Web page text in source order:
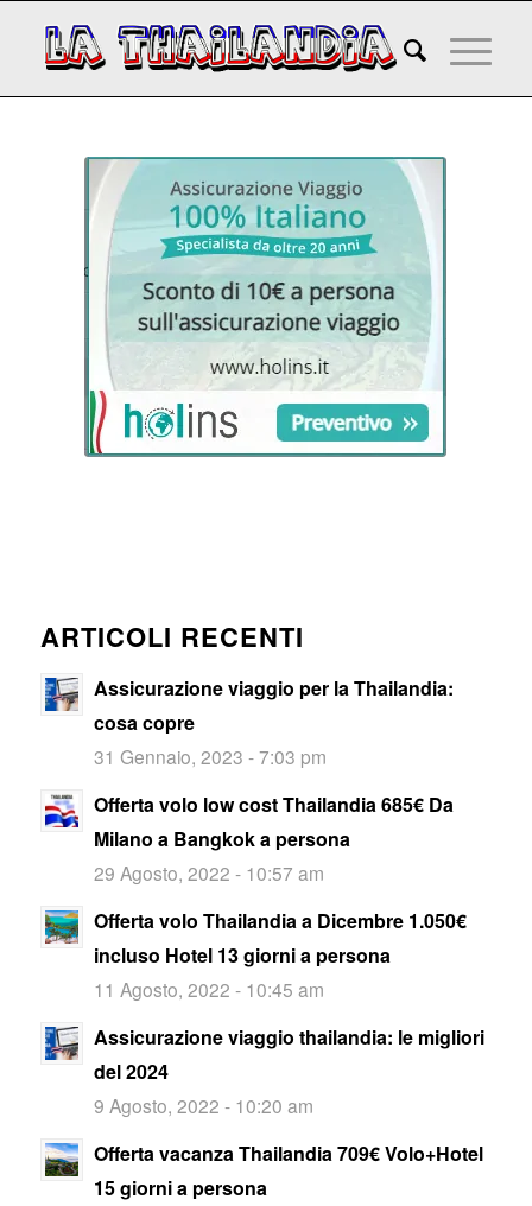
ARTICOLI RECENTI
Assicurazione viaggio per la Thailandia:
cosa copre
31 Gennaio, 2023 - 7:03 pm
Offerta volo low cost Thailandia 685€ Da
Milano a Bangkok a persona
29 Agosto, 2022 - 10:57 am
Offerta volo Thailandia a Dicembre 1.050€
incluso Hotel 13 giorni a persona
11 Agosto, 2022 - 10:45 am
Assicurazione viaggio thailandia: le migliori
del 2024
9 Agosto, 2022 - 10:20 am
Offerta vacanza Thailandia 709€ Volo+Hotel
15 giorni a persona